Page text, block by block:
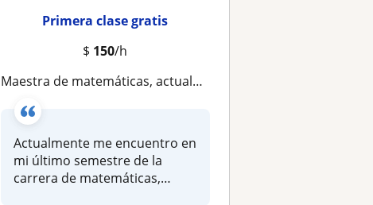
Primera clase gratis
$ 150/h
Maestra de matemáticas, actualmente terminando la carrera de matemáticas en la Universidad Veracruzana
Actualmente me encuentro en
mi último semestre de la
carrera de matemáticas,